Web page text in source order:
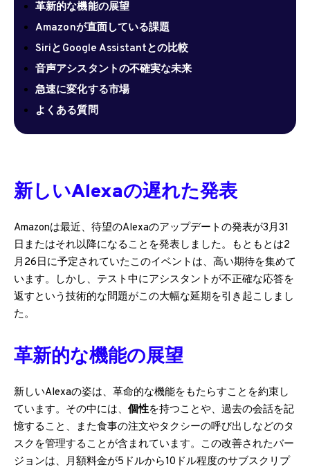
革新的な機能の展望
Amazonが直面している課題
SiriとGoogle Assistantとの比較
音声アシスタントの不確実な未来
急速に変化する市場
よくある質問
新しいAlexaの遅れた発表
Amazonは最近、待望のAlexaのアップデートの発表が3月31
日またはそれ以降になることを発表しました。もともとは2
月26日に予定されていたこのイベントは、高い期待を集めて
います。しかし、テスト中にアシスタントが不正確な応答を
返すという技術的な問題がこの大幅な延期を引き起こしまし
た。
革新的な機能の展望
新しいAlexaの姿は、革命的な機能をもたらすことを約束し
ています。その中には、 個性を持つことや、過去の会話を記
憶すること、また食事の注文やタクシーの呼び出しなどのタ
スクを管理することが含まれています。この改善されたバー
ジョンは、月額料金が5ドルから10ドル程度のサブスクリプ